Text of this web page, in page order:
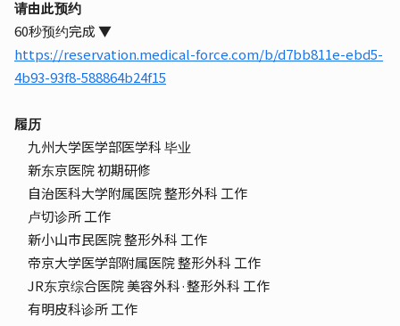
请由此预约
60秒预约完成 ▼
https://reservation.medical-force.com/b/d7bb811e-ebd5-
4b93-93f8-588864b24f15
履历
九州大学医学部医学科 毕业
新东京医院 初期研修
自治医科大学附属医院 整形外科 工作
卢切诊所 工作
新小山市民医院 整形外科 工作
帝京大学医学部附属医院 整形外科 工作
JR东京综合医院 美容外科·整形外科 工作
有明皮科诊所 工作